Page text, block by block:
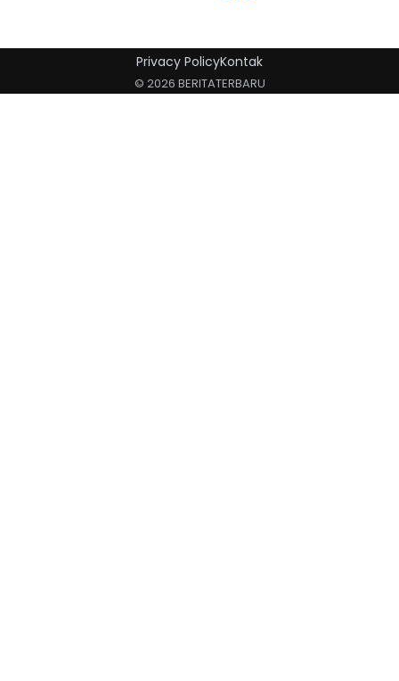
© 2026 BERITATERBARU
Privacy PolicyKontak